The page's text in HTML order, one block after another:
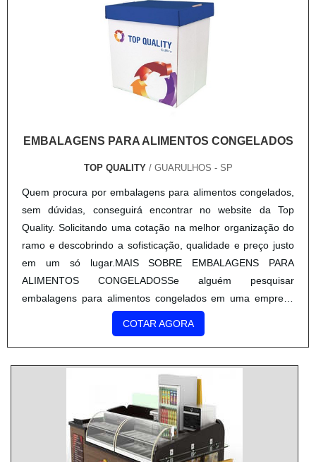
EMBALAGENS PARA ALIMENTOS CONGELADOS
TOP QUALITY / GUARULHOS - SP
Quem procura por embalagens para alimentos congelados,
sem dúvidas, conseguirá encontrar no website da Top
Quality. Solicitando uma cotação na melhor organização do
ramo e descobrindo a sofisticação, qualidade e preço justo
em um só lugar.MAIS SOBRE EMBALAGENS PARA
ALIMENTOS CONGELADOSSe alguém pesquisar
embalagens para alimentos congelados em uma empresa
comprometida com seus serviços, depara com a Top Quality.
Atuando com colmeia pape...
COTAR AGORA